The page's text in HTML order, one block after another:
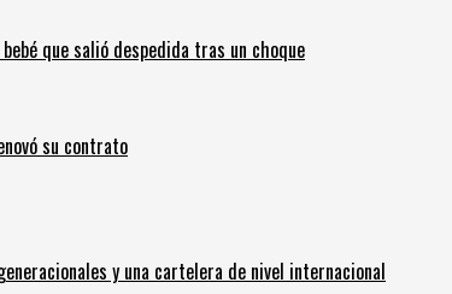
que salió despedida tras un choque
su contrato
y una cartelera de nivel internacional